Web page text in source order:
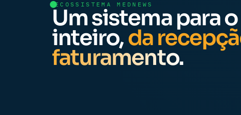
ECOSSISTEMA MEDNEWS
Um sistema para
inteiro,da
faturamento.